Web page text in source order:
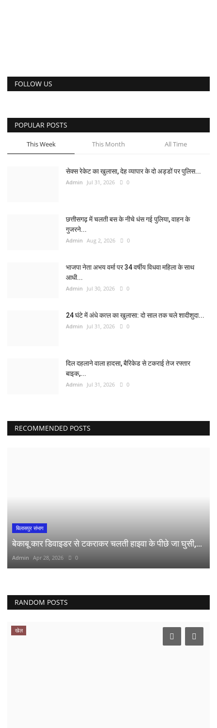
FOLLOW US
POPULAR POSTS
This Week This Month All Time
सेक्स रेकेट का खुलासा, देह व्यापार के दो अड्डों पर पुलिस...
Admin Jul 31, 2026 0
छत्तीसगढ़ में चलती बस के नीचे धंस गई पुलिया, वाहन के
गुजरने...
Admin Aug 2, 2026 0
भाजपा नेता अभय वर्मा पर 34 वर्षीय विधवा महिला के साथ
आधी...
Admin Jul 30, 2026 0
24 घंटे में अंधे कत्ल का खुलासा: दो साल तक चले शादीशुदा...
Admin Jul 31, 2026 0
दिल दहलाने वाला हादसा, बैरिकेड से टकराई तेज रफ्तार
बाइक,...
Admin Jul 31, 2026 0
RECOMMENDED POSTS
बिलासपुर संभाग
बेकाबू कार डिवाइडर से टकराकर चलती हाइवा के पीछे जा घुसी,...
Admin Apr 28, 2026 0
RANDOM POSTS
खेल